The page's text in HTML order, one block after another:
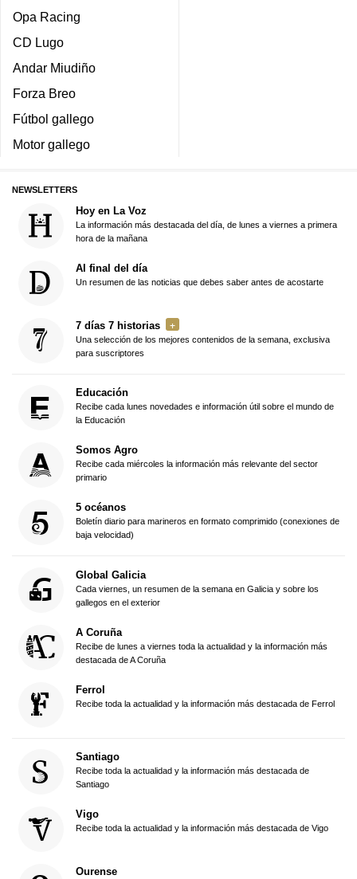
Opa Racing
CD Lugo
Andar Miudiño
Forza Breo
Fútbol gallego
Motor gallego
NEWSLETTERS
Hoy en La Voz
La información más destacada del día, de lunes a viernes a primera
hora de la mañana
Al final del día
Un resumen de las noticias que debes saber antes de acostarte
7 días 7 historias
Una selección de los mejores contenidos de la semana, exclusiva
para suscriptores
Educación
Recibe cada lunes novedades e información útil sobre el mundo de
la Educación
Somos Agro
Recibe cada miércoles la información más relevante del sector
primario
5 océanos
Boletín diario para marineros en formato comprimido (conexiones de
baja velocidad)
Global Galicia
Cada viernes, un resumen de la semana en Galicia y sobre los
gallegos en el exterior
A Coruña
Recibe de lunes a viernes toda la actualidad y la información más
destacada de A Coruña
Ferrol
Recibe toda la actualidad y la información más destacada de Ferrol
Santiago
Recibe toda la actualidad y la información más destacada de
Santiago
Vigo
Recibe toda la actualidad y la información más destacada de Vigo
Ourense